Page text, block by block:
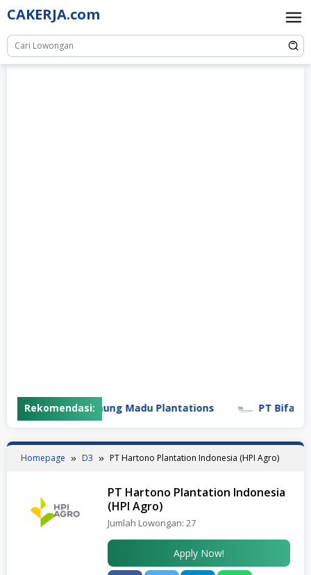
Skip
to
content
CAKERJA.com
Rekomendasi:
PT Gunung Madu Plantations PT Bifarma
Homepage D3 PT Hartono Plantation Indonesia (HPI Agro)
PT Hartono Plantation Indonesia
(HPI Agro)
Jumlah Lowongan: 27
Apply Now!